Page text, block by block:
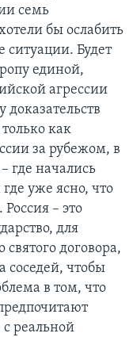
семь
бы ослабить
ситуации. Будет
единой,
агрессии
как
за рубежом, в
где начались
уже ясно, что
– это
для
святого договора,
соседей, чтобы
в том, что
реальной